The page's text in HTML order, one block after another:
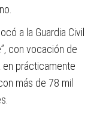
a la Guardia Civil
con vocación de
en prácticamente
más de 78 mil